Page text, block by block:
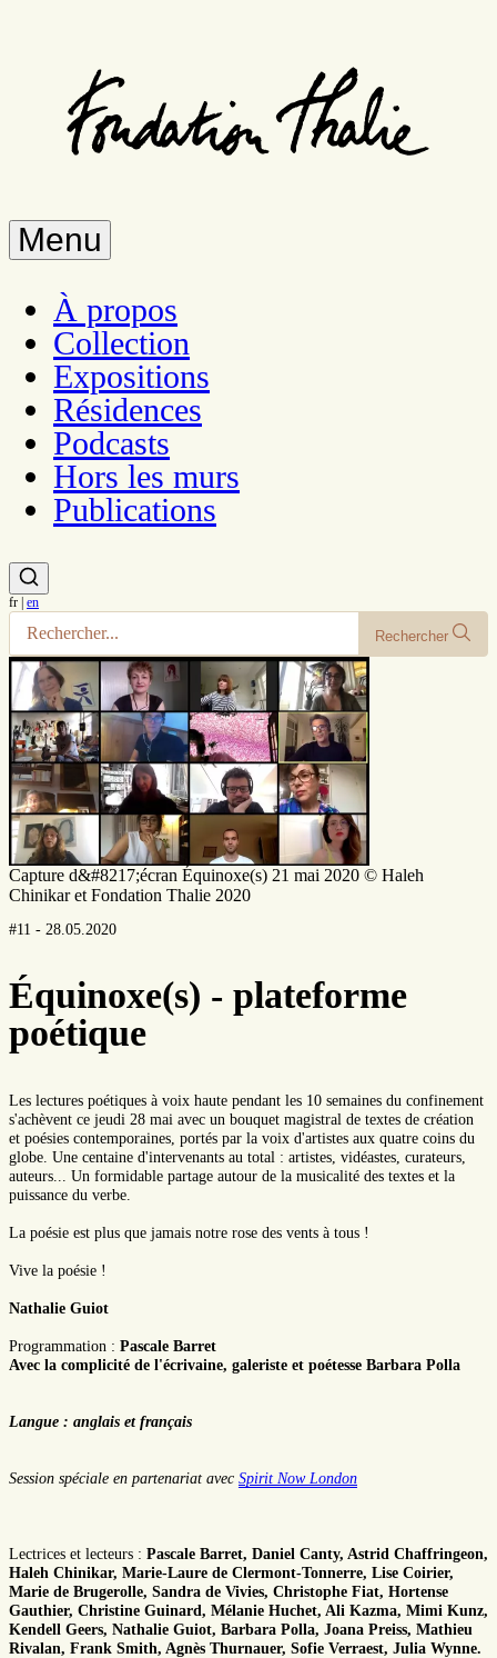
Menu
À propos
Collection
Expositions
Résidences
Podcasts
Hors les murs
Publications
fr | en
Rechercher
Capture d&#8217;écran Équinoxe(s) 21 mai 2020 © Haleh
Chinikar et Fondation Thalie 2020
#11 - 28.05.2020
Équinoxe(s) - plateforme
poétique
Les lectures poétiques à voix haute pendant les 10 semaines du confinement
s'achèvent ce jeudi 28 mai avec un bouquet magistral de textes de création
et poésies contemporaines, portés par la voix d'artistes aux quatre coins du
globe. Une centaine d'intervenants au total : artistes, vidéastes, curateurs,
auteurs... Un formidable partage autour de la musicalité des textes et la
puissance du verbe.
La poésie est plus que jamais notre rose des vents à tous !
Vive la poésie !
Nathalie Guiot
Programmation : Pascale Barret
Avec la complicité de l'écrivaine, galeriste et poétesse Barbara Polla
Langue : anglais et français
Session spéciale en partenariat avec Spirit Now London
Lectrices et lecteurs : Pascale Barret, Daniel Canty, Astrid Chaffringeon,
Haleh Chinikar, Marie-Laure de Clermont-Tonnerre, Lise Coirier,
Marie de Brugerolle, Sandra de Vivies, Christophe Fiat, Hortense
Gauthier, Christine Guinard, Mélanie Huchet, Ali Kazma, Mimi Kunz,
Kendell Geers, Nathalie Guiot, Barbara Polla, Joana Preiss, Mathieu
Rivalan, Frank Smith, Agnès Thurnauer, Sofie Verraest, Julia Wynne.